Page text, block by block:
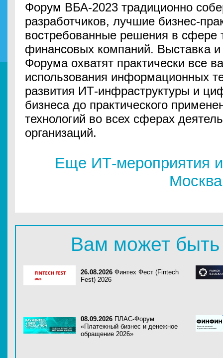
Форум ВБА-2023 традиционно
разработчиков, лучшие бизнес-
востребованные решения в сфере
финансовых компаний. Выставка
Форума охватят практически все
использования информационных
развития ИТ-инфраструктуры и
бизнеса до практического
технологий во всех сферах
организаций.
Еще ИТ-мероприятия
Москва
Вам может быть
26.08.2026 Финтех Фест (Fintech
Fest) 2026
08.09.2026 ПЛАС-Форум
«Платежный бизнес и денежное
обращение 2026»